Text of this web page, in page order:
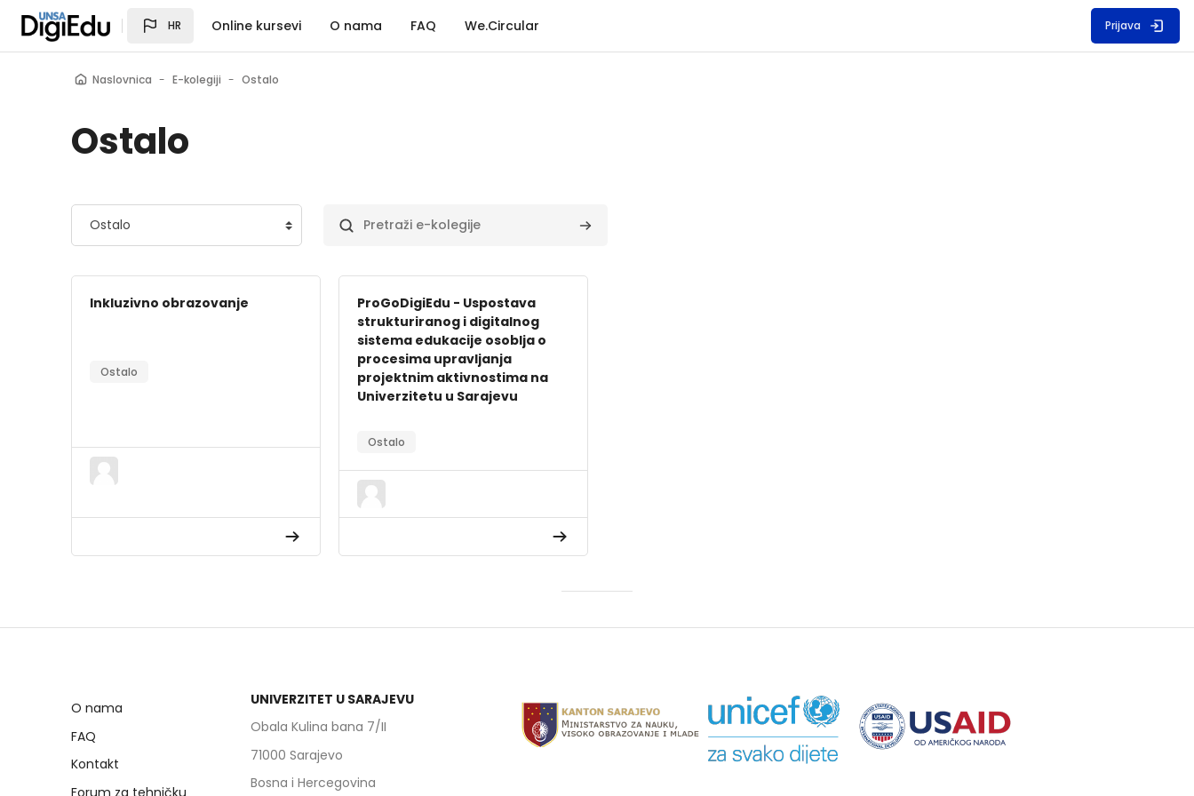
Preskoči na sadržaj
HR Online kursevi O nama FAQ We.Circular Prijava
Naslovnica E-kolegiji Ostalo
Ostalo
Popis e-kolegija Pretraži e-kolegije Pretraži e-kolegije
Inkluzivno obrazovanje
Ostalo
ProGoDigiEdu - Uspostava
strukturiranog i digitalnog
sistema edukacije osoblja o
procesima upravljanja
projektnim aktivnostima na
Univerzitetu u Sarajevu
Ostalo
O nama
FAQ
Kontakt
Forum za tehničku
UNIVERZITET U SARAJEVU
Obala Kulina bana 7/II
71000 Sarajevo
Bosna i Hercegovina